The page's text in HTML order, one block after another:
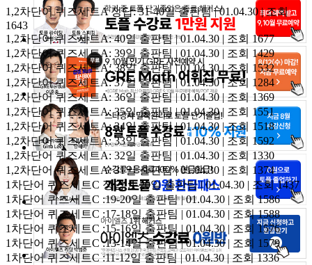
1,2차단어 퀴즈세트A 정답: 31-40일출판팀 | 01.04.30 | 조회
1643
1,2차단어 퀴즈세트A: 40일출판팀 | 01.04.30 | 조회 1677
1,2차단어 퀴즈세트A: 39일 출판팀 | 01.04.30 | 조회 1429
1,2차단어 퀴즈세트A: 38일출판팀 | 01.04.30 | 조회 1532
1,2차단어 퀴즈세트A: 37일출판팀 | 01.04.30 | 조회 1284
1,2차단어 퀴즈세트A: 36일출판팀 | 01.04.30 | 조회 1369
1,2차단어 퀴즈세트A: 35일출판팀 | 01.04.30 | 조회 1551
1,2차단어 퀴즈세트A: 34일출판팀 | 01.04.30 | 조회 1518
1,2차단어 퀴즈세트A: 33일출판팀 | 01.04.30 | 조회 1592
1,2차단어 퀴즈세트A: 32일 출판팀 | 01.04.30 | 조회 1330
1,2차단어 퀴즈세트A: 31일출판팀 | 01.04.30 | 조회 1374
1차단어 퀴즈세트C 정답 :1-20일출판팀 | 01.04.30 | 조회 1437
1차단어 퀴즈세트C :19-20일출판팀 | 01.04.30 | 조회 1586
1차단어 퀴즈세트C :17-18일 출판팀 | 01.04.30 | 조회 1588
1차단어 퀴즈세트C :15-16일 출판팀 | 01.04.30 | 조회 1576
1차단어 퀴즈세트C :13-14일출판팀 | 01.04.30 | 조회 1579
1차단어 퀴즈세트C :11-12일출판팀 | 01.04.30 | 조회 1336